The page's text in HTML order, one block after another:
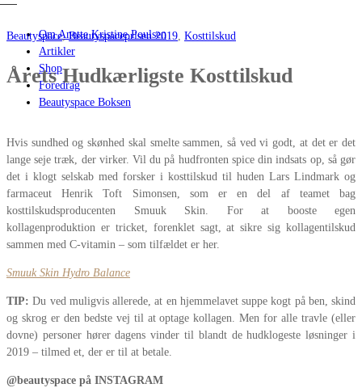
Om Anette Kristine Poulsen
Artikler
Shop
Foredrag
Beautyspace Boksen
Beautyspace,Beautyspaceprisen 2019, Kosttilskud
Årets Hudkærligste Kosttilskud
Hvis sundhed og skønhed skal smelte sammen, så ved vi godt, at det er det
lange seje træk, der virker. Vil du på hudfronten spice din indsats op, så gør
det i klogt selskab med forsker i kosttilskud til huden Lars Lindmark og
farmaceut Henrik Toft Simonsen, som er en del af teamet bag
kosttilskudsproducenten Smuuk Skin. For at booste egen
kollagenproduktion er tricket, forenklet sagt, at sikre sig kollagentilskud
sammen med C-vitamin – som tilfældet er her.
Smuuk Skin Hydro Balance
TIP: Du ved muligvis allerede, at en hjemmelavet suppe kogt på ben, skind
og skrog er den bedste vej til at optage kollagen. Men for alle travle (eller
dovne) personer hører dagens vinder til blandt de hudklogeste løsninger i
2019 – tilmed et, der er til at betale.
@beautyspace på INSTAGRAM